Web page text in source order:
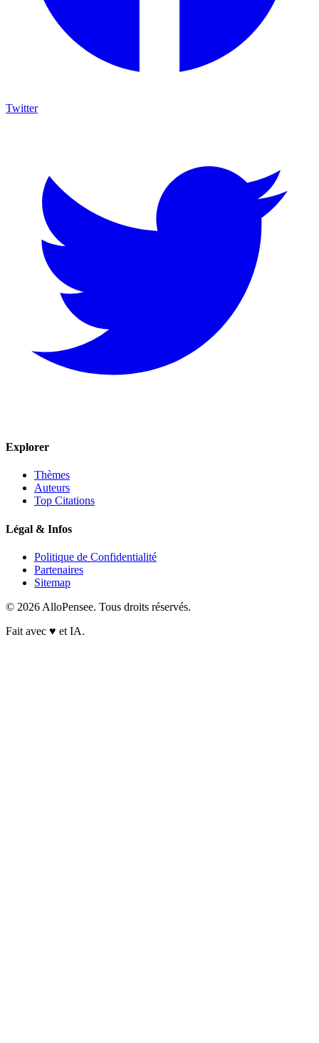
Twitter
Explorer
Thèmes
Auteurs
Top Citations
Légal & Infos
Politique de Confidentialité
Partenaires
Sitemap
© 2026 AlloPensee. Tous droits réservés.
Fait avec ♥ et IA.